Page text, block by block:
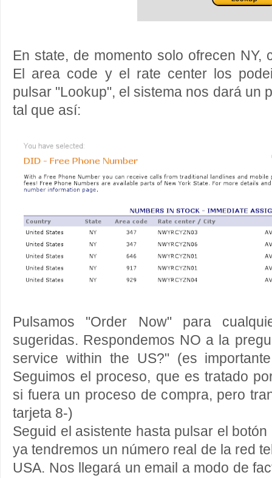
En state, de momento solo ofrecen NY,
El area code y el rate center los
pulsar "Lookup", el sistema nos dará un
tal que así:
Pulsamos "Order Now" para
sugeridas. Respondemos NO a la
service within the US?" (es
Seguimos el proceso, que es tratado
si fuera un proceso de compra, pero
tarjeta 8-)
Seguid el asistente hasta pulsar el
ya tendremos un número real de la red
USA. Nos llegará un email a modo de